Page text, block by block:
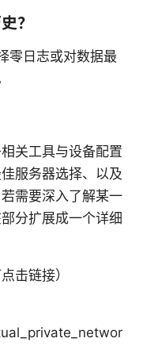
？
零日志或对数据最
关工具与设备配置
服务器选择、以及
需要深入了解某一
分扩展成一个详细
击链接）